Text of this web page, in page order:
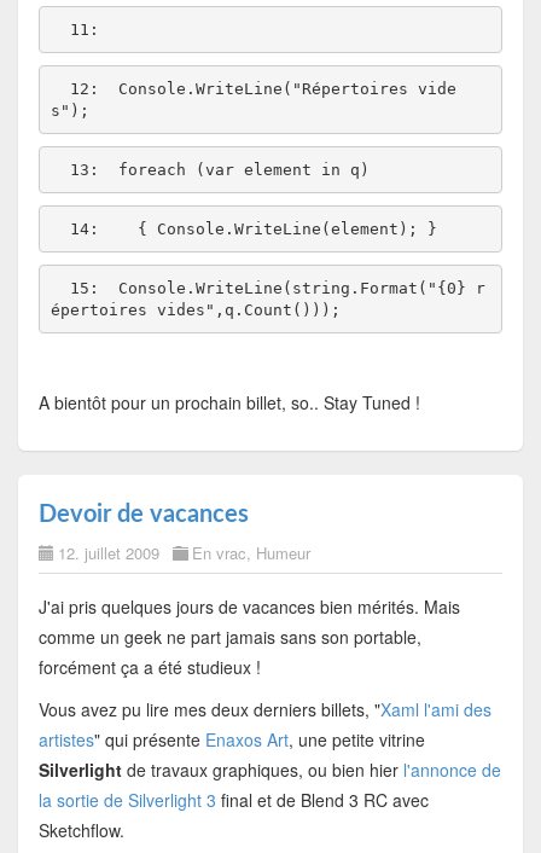
  11:
  12:
Console.WriteLine( "Répertoires vide
s"
  13:
foreach (var element in
  14:
  15:
Console.WriteLine( string .Format( "{0} r
épertoires vides"
A bientôt pour un prochain billet, so.. Stay Tuned !
Devoir de vacances
12. juillet 2009 En vrac, Humeur
J'ai pris quelques jours de vacances bien mérités. Mais
comme un geek ne part jamais sans son portable,
forcément ça a été studieux !
Vous avez pu lire mes deux derniers billets, "Xaml l'ami des
artistes" qui présente Enaxos Art, une petite vitrine
Silverlightde travaux graphiques, ou bien hier l'annonce de
la sortie de Silverlight 3 final et de Blend 3 RC avec
Sketchflow.